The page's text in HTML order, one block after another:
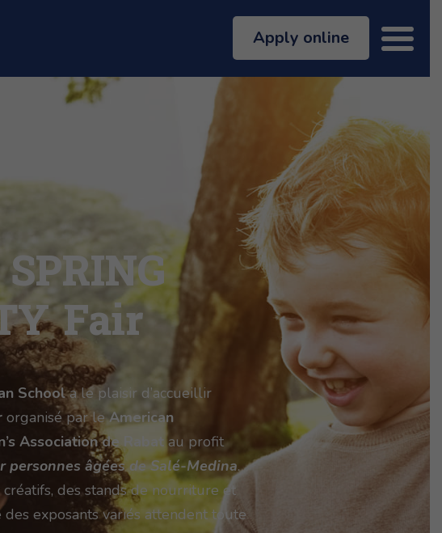
Apply online
Fair
Schoola le plaisir d’accueillir
organisé par leAmerican
Association de Rabatau profit
personnes âgées de Salé-Medina.
des stands de nourriture et
des exposants variés attendent toute